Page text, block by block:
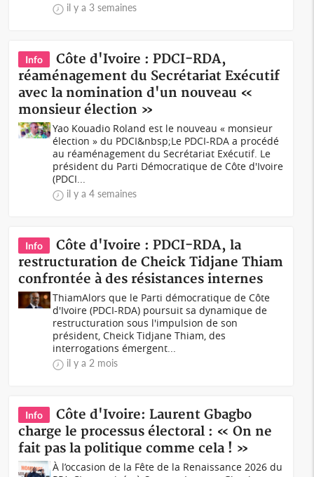
il y a 3 semaines
Info
Côte d'Ivoire : PDCI-RDA,
réaménagement du Secrétariat Exécutif
avec la nomination d'un nouveau «
monsieur élection »
Yao Kouadio Roland est le nouveau « monsieur
élection » du PDCI&nbsp;Le PDCI-RDA a procédé
au réaménagement du Secrétariat Exécutif. Le
président du Parti Démocratique de Côte d'Ivoire
(PDCI...
il y a 4 semaines
Info
Côte d'Ivoire : PDCI-RDA, la
restructuration de Cheick Tidjane Thiam
confrontée à des résistances internes
ThiamAlors que le Parti démocratique de Côte
d'Ivoire (PDCI-RDA) poursuit sa dynamique de
restructuration sous l'impulsion de son
président, Cheick Tidjane Thiam, des
interrogations émergent...
il y a 2 mois
Info
Côte d'Ivoire: Laurent Gbagbo
charge le processus électoral : « On ne
fait pas la politique comme cela ! »
À l’occasion de la Fête de la Renaissance 2026 du